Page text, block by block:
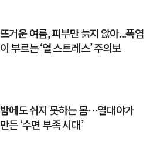
뜨거운 여름, 피부만 늙지 않아...폭염
이 부르는 ‘열 스트레스’ 주의보
밤에도 쉬지 못하는 몸…열대야가
만든 ‘수면 부족 시대’